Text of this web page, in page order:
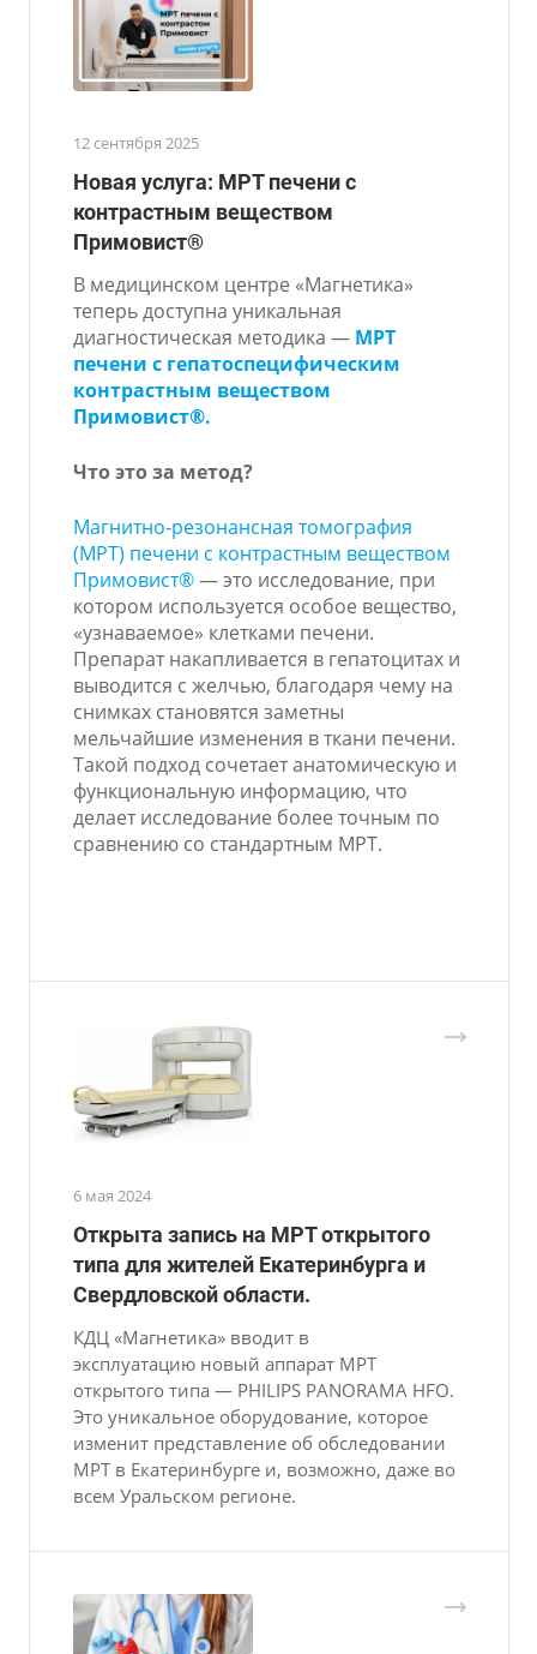
12 сентября 2025
Новая услуга: МРТ печени с
контрастным веществом
Примовист®
В медицинском центре «Магнетика»
теперь доступна уникальная
диагностическая методика — МРТ
печени с гепатоспецифическим
контрастным веществом
Примовист®.
Что это за метод?
Магнитно-резонансная томография
(МРТ) печени с контрастным веществом
Примовист®— это исследование, при
котором используется особое вещество,
«узнаваемое» клетками печени.
Препарат накапливается в гепатоцитах и
выводится с желчью, благодаря чему на
снимках становятся заметны
мельчайшие изменения в ткани печени.
Такой подход сочетает анатомическую и
функциональную информацию, что
делает исследование более точным по
сравнению со стандартным МРТ.
6 мая 2024
Открыта запись на МРТ открытого
типа для жителей Екатеринбурга и
Свердловской области.
КДЦ «Магнетика» вводит в
эксплуатацию новый аппарат МРТ
открытого типа — PHILIPS PANORAMA HFO.
Это уникальное оборудование, которое
изменит представление об обследовании
МРТ в Екатеринбурге и, возможно, даже во
всем Уральском регионе.